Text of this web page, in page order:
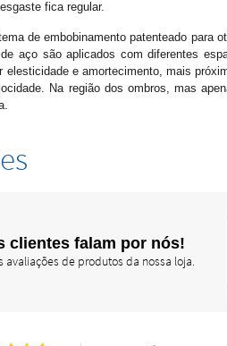
fica regular.
de embobinamento patenteado para
aço são aplicados com diferentes
elesticidade e amortecimento, mais
Na região dos ombros, mas
clientes falam por nós!
avaliações de produtos da nossa loja.